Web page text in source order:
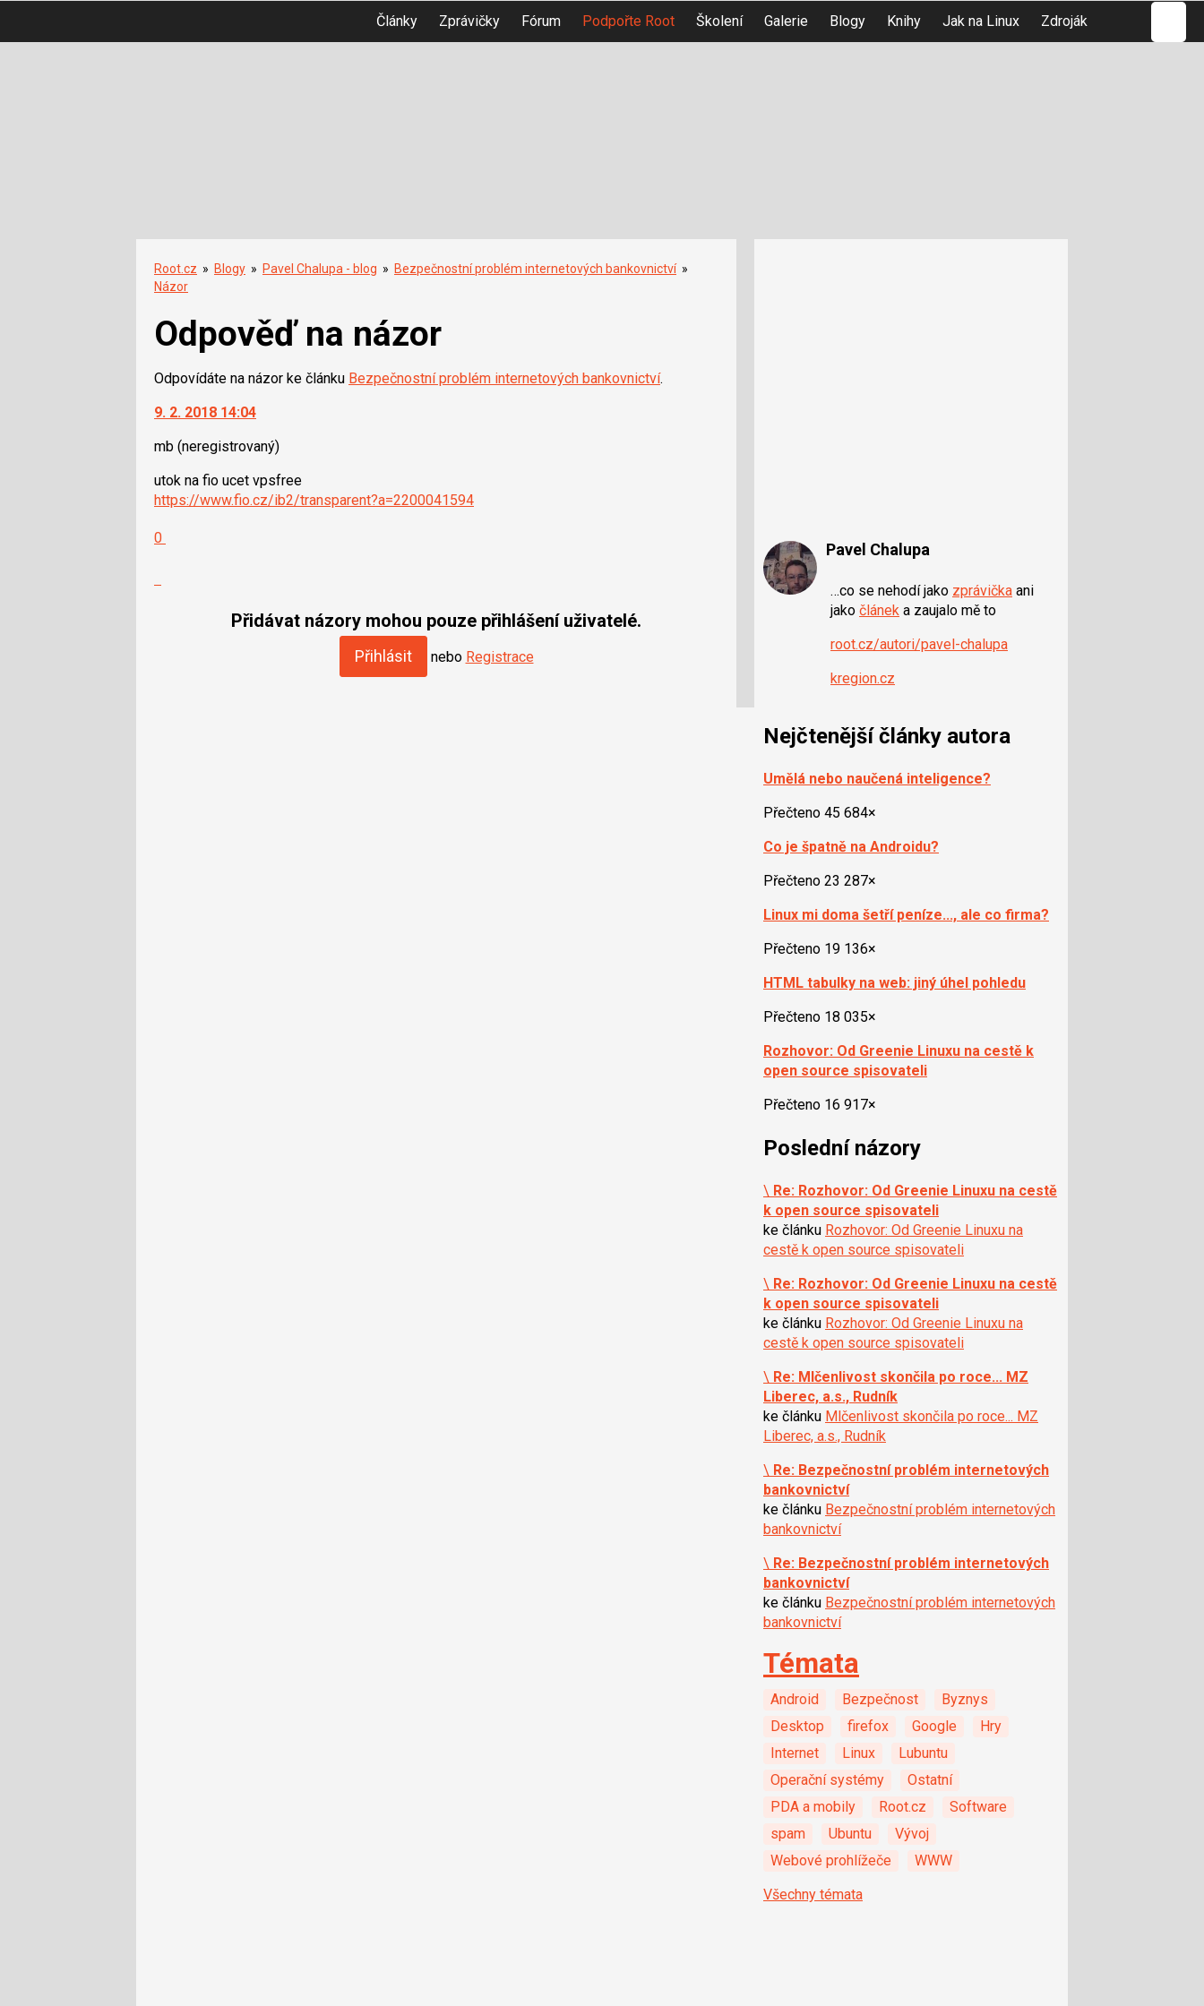
Články Zprávičky Fórum Podpořte Root Školení Galerie Blogy Knihy Jak na Linux Zdroják
Root.cz » Blogy » Pavel Chalupa - blog » Bezpečnostní problém internetových bankovnictví »
Názor
Odpověď na názor
Odpovídáte na názor ke článku Bezpečnostní problém internetových bankovnictví.
9. 2. 2018 14:04
mb (neregistrovaný)
utok na fio ucet vpsfree
https://www.fio.cz/ib2/transparent?a=2200041594
0
Přidávat názory mohou pouze přihlášení uživatelé.
Přihlásit nebo Registrace
Pavel Chalupa
…co se nehodí jako zprávička ani
jako článek a zaujalo mě to
root.cz/autori/pavel-chalupa
kregion.cz
Nejčtenější články autora
Umělá nebo naučená inteligence?
Přečteno 45 684×
Co je špatně na Androidu?
Přečteno 23 287×
Linux mi doma šetří peníze..., ale co firma?
Přečteno 19 136×
HTML tabulky na web: jiný úhel pohledu
Přečteno 18 035×
Rozhovor: Od Greenie Linuxu na cestě k
open source spisovateli
Přečteno 16 917×
Poslední názory
\ Re: Rozhovor: Od Greenie Linuxu na cestě
k open source spisovateli
ke článku Rozhovor: Od Greenie Linuxu na
cestě k open source spisovateli
\ Re: Rozhovor: Od Greenie Linuxu na cestě
k open source spisovateli
ke článku Rozhovor: Od Greenie Linuxu na
cestě k open source spisovateli
\ Re: Mlčenlivost skončila po roce... MZ
Liberec, a.s., Rudník
ke článku Mlčenlivost skončila po roce... MZ
Liberec, a.s., Rudník
\ Re: Bezpečnostní problém internetových
bankovnictví
ke článku Bezpečnostní problém internetových
bankovnictví
\ Re: Bezpečnostní problém internetových
bankovnictví
ke článku Bezpečnostní problém internetových
bankovnictví
Témata
Android Bezpečnost
Byznys
Desktop
firefox Google
Hry
Internet
Linux
Lubuntu
Operační systémy
Ostatní
PDA a mobily
Root.cz
Software
spam
Ubuntu
Vývoj
Webové prohlížeče
WWW
Všechny témata